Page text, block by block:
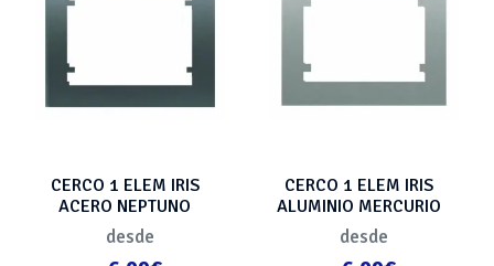
CERCO 1 ELEM IRIS
ACERO NEPTUNO
desde
CERCO 1 ELEM IRIS
ALUMINIO MERCURIO
desde